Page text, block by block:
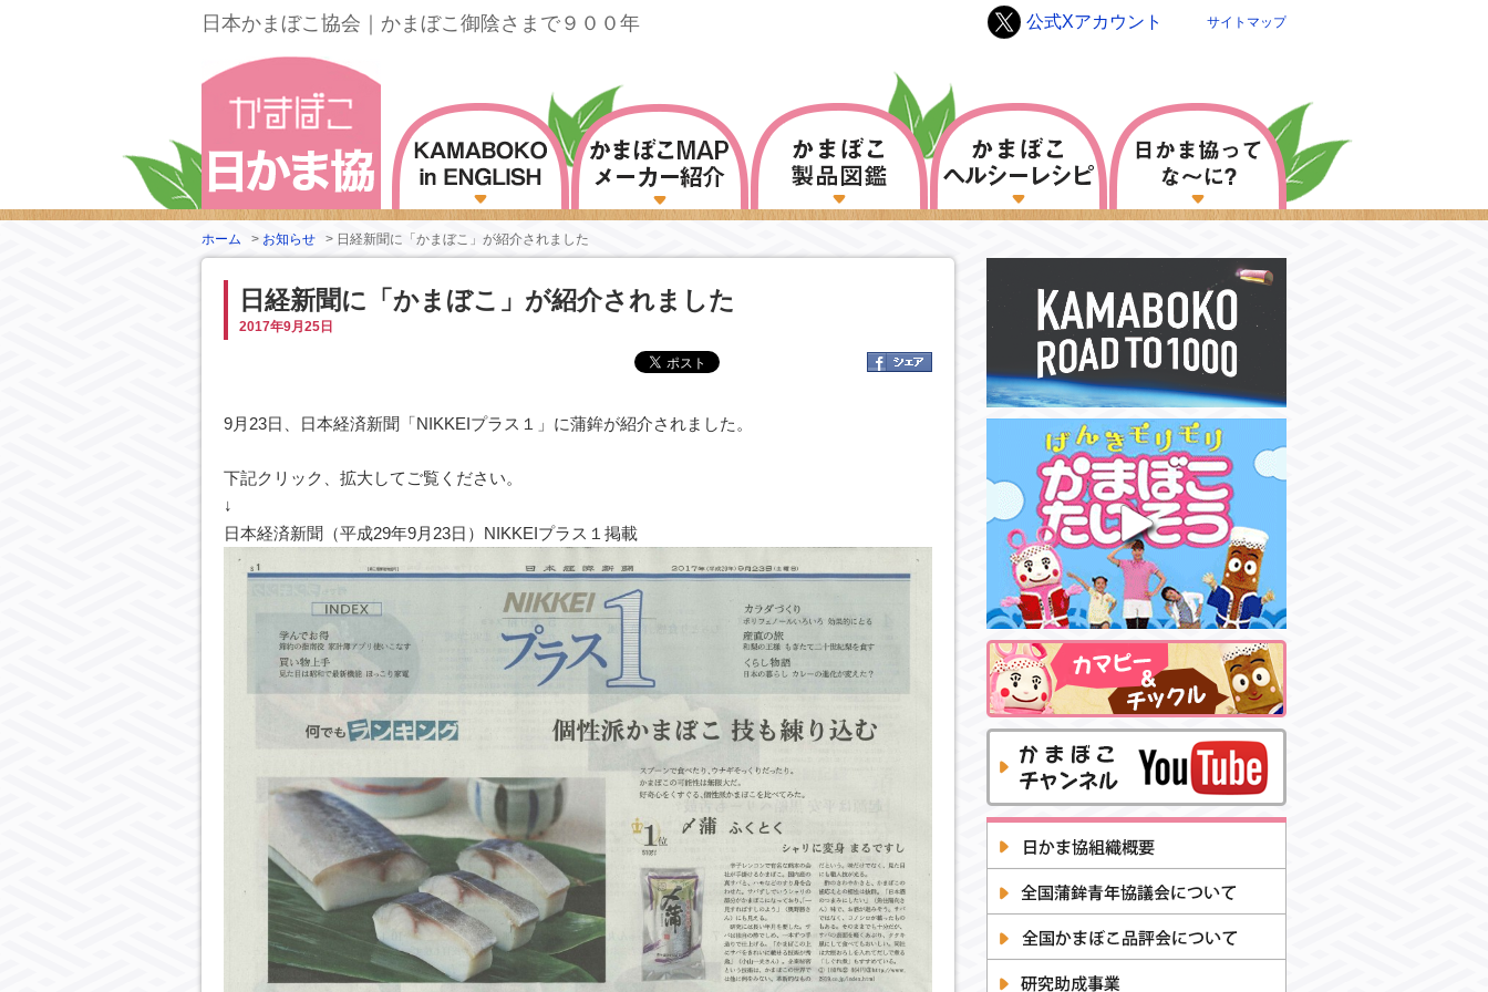
日本かまぼこ協会｜かまぼこ御陰さまで９００年 サイトマップ
公式Xアカウント
ホーム > お知らせ > 日経新聞に「かまぼこ」が紹介されました
日経新聞に「かまぼこ」が紹介されました
2017年9月25日
9月23日、日本経済新聞「NIKKEIプラス１」に蒲鉾が紹介されました。
下記クリック、拡大してご覧ください。
↓
日本経済新聞（平成29年9月23日）NIKKEIプラス１掲載